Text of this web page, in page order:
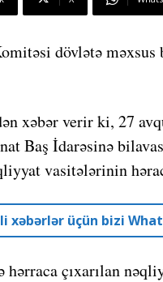
dövlətə məxsus
xəbər verir ki, 27
Baş İdarəsinə
vasitələrinin
xəbərlər üçün bizi
çıxarılan